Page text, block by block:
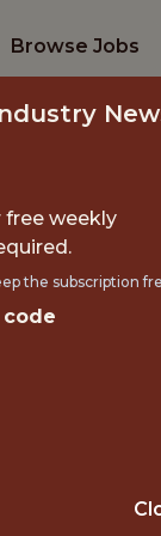
Browse Jobs
weekly
the subscription